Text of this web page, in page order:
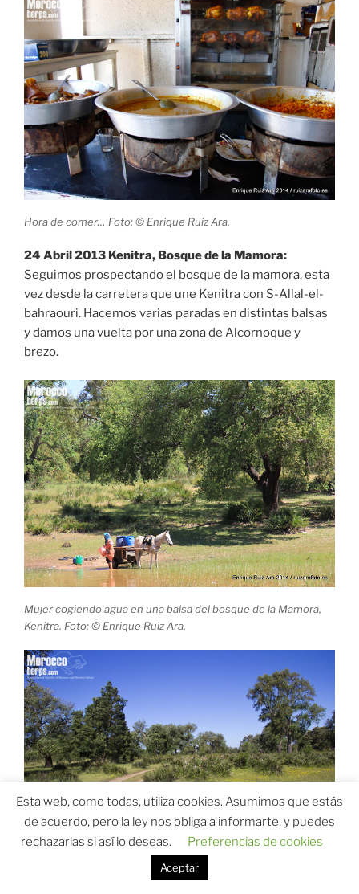
Hora de comer… Foto: © Enrique Ruiz Ara.
24 Abril 2013 Kenitra, Bosque de la Mamora:
Seguimos prospectando el bosque de la mamora, esta
vez desde la carretera que une Kenitra con S-Allal-el-
bahraouri. Hacemos varias paradas en distintas balsas
y damos una vuelta por una zona de Alcornoque y
brezo.
Mujer cogiendo agua en una balsa del bosque de la Mamora,
Kenitra. Foto: © Enrique Ruiz Ara.
Bosque de la Mamora. Foto: © Enrique Ruiz Ara.
Esta web, como todas, utiliza cookies. Asumimos que estás
de acuerdo, pero la ley nos obliga a informarte, y puedes
rechazarlas si así lo deseas.
Preferencias de cookies
Aceptar